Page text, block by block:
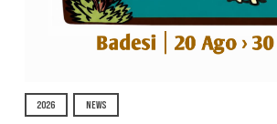
2026 NEWS